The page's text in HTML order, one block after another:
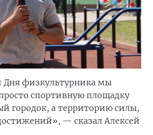
Дня физкультурника мы
спортивную площадку
городок, а территорию силы,
— сказал Алексей